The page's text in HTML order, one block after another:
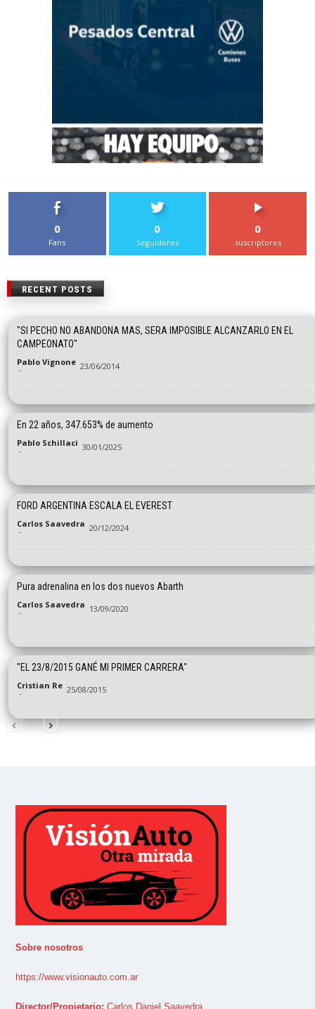
0
Fans
0
Seguidores
0
suscriptores
RECENT POSTS
"SI PECHO NO ABANDONA MAS, SERA IMPOSIBLE ALCANZARLO EN EL
CAMPEONATO"
Pablo Vignone
- 23/06/2014
En 22 años, 347.653% de aumento
Pablo Schillaci
- 30/01/2025
FORD ARGENTINA ESCALA EL EVEREST
Carlos Saavedra
- 20/12/2024
Pura adrenalina en los dos nuevos Abarth
Carlos Saavedra
- 13/09/2020
"EL 23/8/2015 GANÉ MI PRIMER CARRERA"
Cristian Re
- 25/08/2015
Sobre nosotros
https://www.visionauto.com.ar
Director/Propietario: Carlos Daniel Saavedra